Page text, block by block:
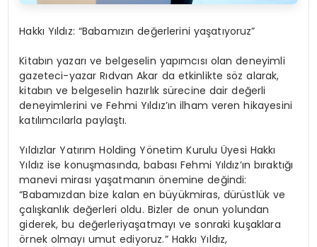
Hakkı Yıldız: “Babamızın değerlerini yaşatıyoruz”
Kitabın yazarı ve belgeselin yapımcısı olan deneyimli
gazeteci-yazar Rıdvan Akar da etkinlikte söz alarak,
kitabın ve belgeselin hazırlık sürecine dair değerli
deneyimlerini ve Fehmi Yıldız’ın ilham veren hikayesini
katılımcılarla paylaştı.
Yıldızlar Yatırım HoldingYönetim Kurulu Üyesi Hakkı
Yıldızise konuşmasında,babası Fehmi Yıldız’ın bıraktığı
manevi mirası yaşatmanın önemine değindi:
“Babamızdan bizekalan en büyükmiras, dürüstlük ve
çalışkanlık değerleri oldu. Bizler de onun yolundan
giderek,bu değerleriyaşatmayı vesonraki kuşaklara
örnek olmayı umut ediyoruz.” Hakkı Yıldız,